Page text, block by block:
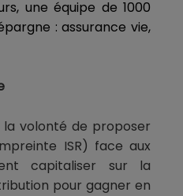
une équipe de 1000
: assurance vie,
la volonté de proposer
ISR) face aux
capitaliser sur la
pour gagner en